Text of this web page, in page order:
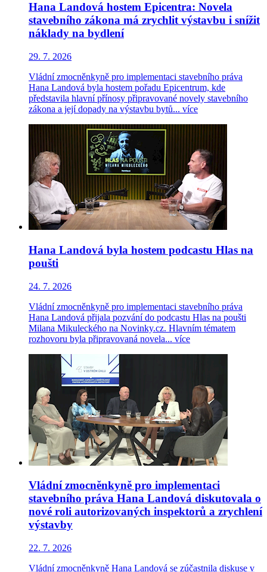
Hana Landová hostem Epicentra: Novela
stavebního zákona má zrychlit výstavbu i snížit
náklady na bydlení
29. 7. 2026
Vládní zmocněnkyně pro implementaci stavebního práva
Hana Landová byla hostem pořadu Epicentrum, kde
představila hlavní přínosy připravované novely stavebního
zákona a její dopady na výstavbu bytů... více
Hana Landová byla hostem podcastu Hlas na
poušti
24. 7. 2026
Vládní zmocněnkyně pro implementaci stavebního práva
Hana Landová přijala pozvání do podcastu Hlas na poušti
Milana Mikuleckého na Novinky.cz. Hlavním tématem
rozhovoru byla připravovaná novela... více
Vládní zmocněnkyně pro implementaci
stavebního práva Hana Landová diskutovala o
nové roli autorizovaných inspektorů a zrychlení
výstavby
22. 7. 2026
Vládní zmocněnkyně Hana Landová se zúčastnila diskuse v